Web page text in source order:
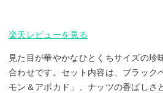
楽天レビューを見る
見た目が華やかなひとくちサイズの珍
合わせです。セット内容は、ブラック
モン＆アボカド」、ナッツの香ばしさ